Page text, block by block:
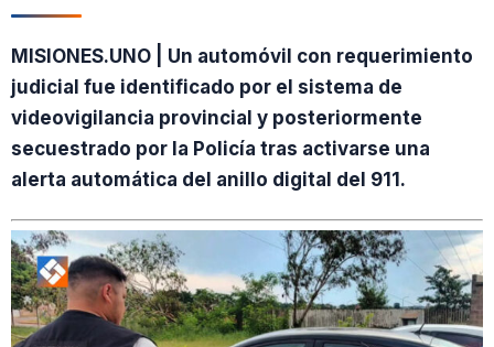
MISIONES.UNO | Un automóvil con requerimiento
judicial fue identificado por el sistema de
videovigilancia provincial y posteriormente
secuestrado por la Policía tras activarse una
alerta automática del anillo digital del 911.